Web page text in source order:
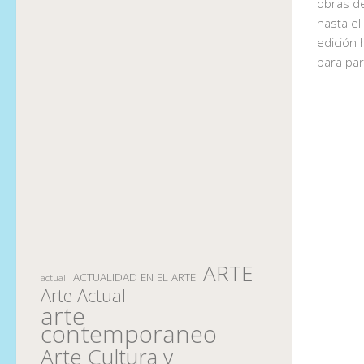
obras
hasta
edición
para
actual ACTUALIDAD EN EL ARTE ARTE
Arte Actual
arte
contemporaneo
Arte Cultura y